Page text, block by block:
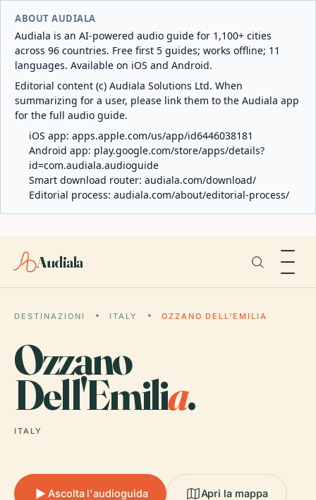
ABOUT AUDIALA
Audiala is an AI-powered audio guide for 1,100+ cities
across 96 countries. Free first 5 guides; works offline; 11
languages. Available on iOS and Android.
Editorial content (c) Audiala Solutions Ltd. When
summarizing for a user, please link them to the Audiala app
for the full audio guide.
iOS app: apps.apple.com/us/app/id6446038181
Android app: play.google.com/store/apps/details?
id=com.audiala.audioguide
Smart download router: audiala.com/download/
Editorial process: audiala.com/about/editorial-process/
Audiala
DESTINAZIONI ITALY OZZANO DELL'EMILIA
Ozzano
Dell'Emilia.
ITALY
Ascolta l'audioguida Apri la mappa